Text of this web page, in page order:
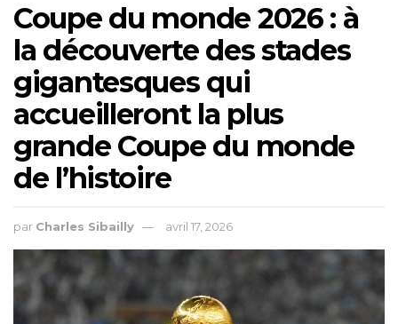
Coupe du monde 2026 : à
la découverte des stades
gigantesques qui
accueilleront la plus
grande Coupe du monde
de l’histoire
par Charles Sibailly avril 17, 2026